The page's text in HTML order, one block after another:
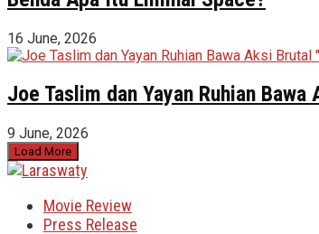
16 June, 2026
Joe Taslim dan Yayan Ruhian
9 June, 2026
Load More
Movie Review
Press Release